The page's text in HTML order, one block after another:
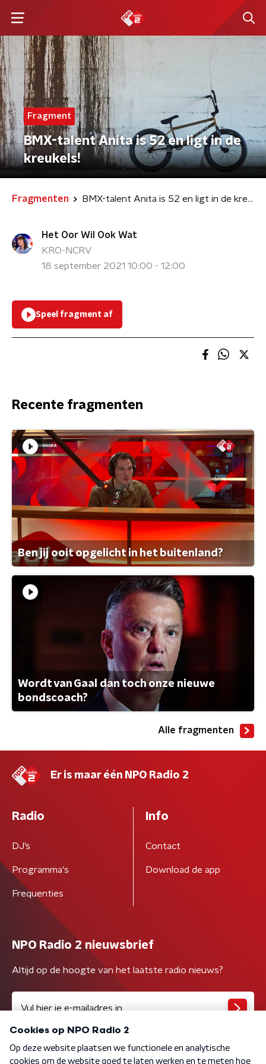
Fragment
BMX-talent Anita is 52 en ligt in de
kreukels!
Fragmenten BMX-talent Anita is 52 en ligt in de kreukels!
Het Oor Wil Ook Wat
KRO-NCRV
18 september 2021 10:00 - 12:00
Speel fragment af
Recente fragmenten
Ben jij ooit opgelicht in het buitenland?
Wordt van Gaal dan toch onze nieuwe
bondscoach?
Alle fragmenten
Er is maar één NPO Radio 2
Radio
DJ’s
Programma's
Frequenties
Info
Contact
Download de app
NPO Radio 2 nieuwsbrief
Altijd op de hoogte van het laatste radio nieuws?